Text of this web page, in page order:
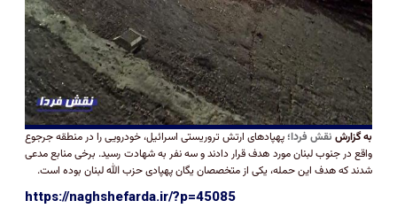
به گزارش نقش فردا؛پهپاد‌های ارتش تروریستی اسرائیل، خودرویی را در منطقه جرجوع
واقع در جنوب لبنان مورد هدف قرار دادند و سه نفر به شهادت رسید. برخی منابع مدعی
شدند که هدف این حمله، یکی از متخصصان یگان پهپادی حزب الله لبنان بوده است.
https://naghshefarda.ir/?p=45085